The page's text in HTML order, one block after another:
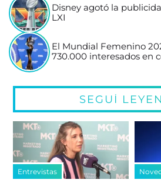
Disney agotó la
LXI
El Mundial Femenino
730.000 interesados en
SEGUÍ
Entrevistas